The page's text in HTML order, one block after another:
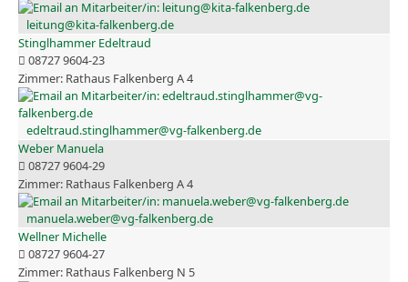
leitung@kita-falkenberg.de
Stinglhammer Edeltraud
08727 9604-23
Rathaus Falkenberg A 4
edeltraud.stinglhammer@vg-falkenberg.de
Weber Manuela
08727 9604-29
Rathaus Falkenberg A 4
manuela.weber@vg-falkenberg.de
Wellner Michelle
08727 9604-27
Rathaus Falkenberg N 5